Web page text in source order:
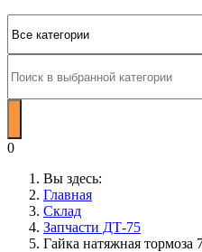
0
Вы здесь:
Главная
Склад
Запчасти ДТ-75
Гайка натяжная тормоза